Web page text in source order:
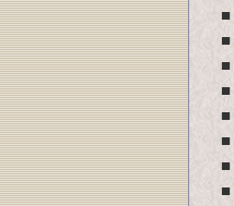
■
■
■
■
■
■
■
■